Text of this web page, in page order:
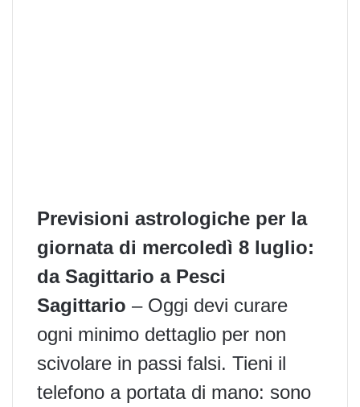
Previsioni astrologiche per la
giornata di mercoledì 8 luglio:
da Sagittario a Pesci
Sagittario – Oggi devi curare
ogni minimo dettaglio per non
scivolare in passi falsi. Tieni il
telefono a portata di mano: sono